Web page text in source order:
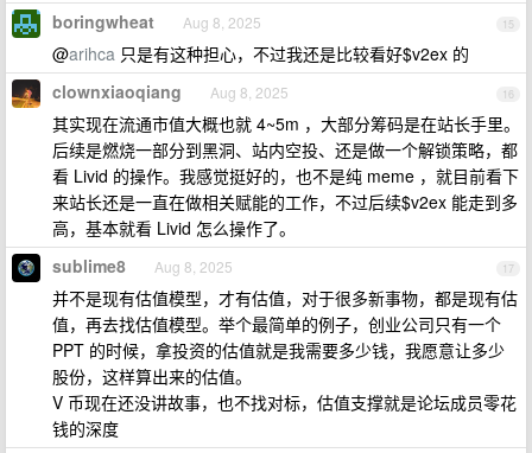
15
boringwheat Aug 8, 2025
@arihca 只是有这种担心，不过我还是比较看好$v2ex 的
16
clownxiaoqiang Aug 8, 2025
其实现在流通市值大概也就 4~5m ，大部分筹码是在站长手里。
后续是燃烧一部分到黑洞、站内空投、还是做一个解锁策略，都
看 Livid 的操作。我感觉挺好的，也不是纯 meme ，就目前看下
来站长还是一直在做相关赋能的工作，不过后续$v2ex 能走到多
高，基本就看 Livid 怎么操作了。
17
sublime8 Aug 8, 2025
并不是现有估值模型，才有估值，对于很多新事物，都是现有估
值，再去找估值模型。举个最简单的例子，创业公司只有一个
PPT 的时候，拿投资的估值就是我需要多少钱，我愿意让多少
股份，这样算出来的估值。
V 币现在还没讲故事，也不找对标，估值支撑就是论坛成员零花
钱的深度